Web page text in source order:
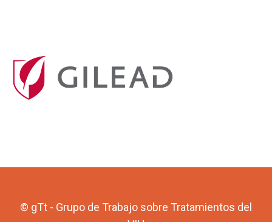
© gTt - Grupo de Trabajo sobre Tratamientos del